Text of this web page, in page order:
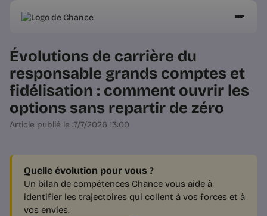
Évolutions de carrière du
responsable grands comptes et
fidélisation : comment ouvrir les
options sans repartir de zéro
Article publié le :7/7/2026 13:00
Quelle évolution pour vous ?
Un bilan de compétences Chance vous aide à
identifier les trajectoires qui collent à vos forces et à
vos envies.